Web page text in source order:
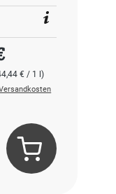
€ / 1 l)